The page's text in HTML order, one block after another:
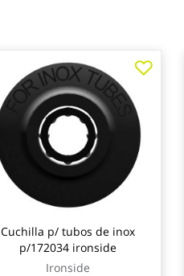
Cuchilla p/ tubos de inox
p/172034 ironside
Ironside